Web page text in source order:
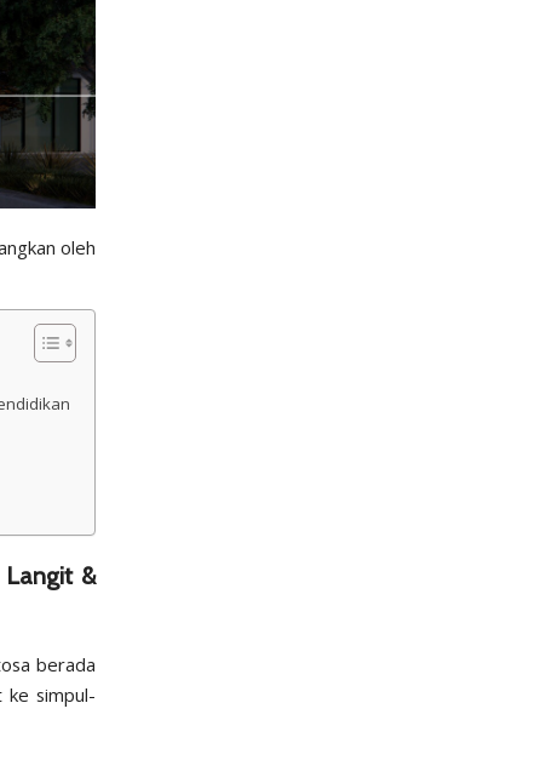
oleh
Langit &
berada
ke simpul-